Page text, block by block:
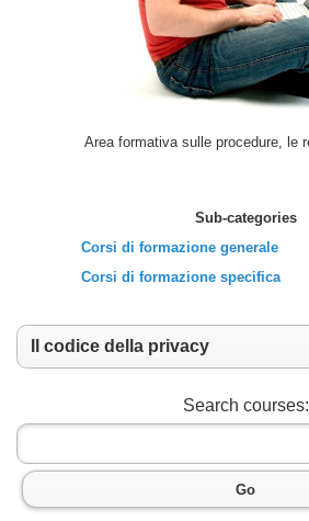
Area formativa sulle procedure, le
Sub-categories
Corsi di formazione generale
Corsi di formazione specifica
Il codice della privacy
Search courses:
Go